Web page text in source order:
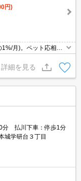
円)
月)。ペット応相
き。
詳細を見る
分 払川下車：停歩1分
城学研台３丁目